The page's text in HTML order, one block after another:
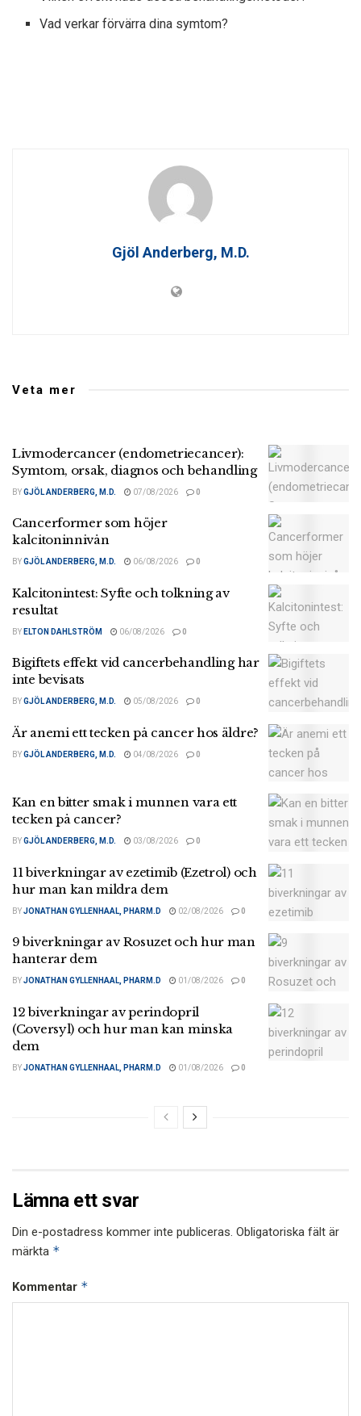
Vad verkar förvärra dina symtom?
Gjöl Anderberg, M.D.
Veta mer
Livmodercancer (endometriecancer):
Symtom, orsak, diagnos och behandling
BYGJÖL ANDERBERG, M.D. 07/08/2026 0
Cancerformer som höjer
kalcitoninnivån
BYGJÖL ANDERBERG, M.D. 06/08/2026 0
Kalcitonintest: Syfte och tolkning av
resultat
BY ELTON DAHLSTRÖM 06/08/2026 0
Bigiftets effekt vid cancerbehandling har
inte bevisats
BYGJÖL ANDERBERG, M.D. 05/08/2026 0
Är anemi ett tecken på cancer hos äldre?
BYGJÖL ANDERBERG, M.D. 04/08/2026 0
Kan en bitter smak i munnen vara ett
tecken på cancer?
BYGJÖL ANDERBERG, M.D. 03/08/2026 0
11 biverkningar av ezetimib (Ezetrol) och
hur man kan mildra dem
BYJONATHAN GYLLENHAAL, PHARM.D 02/08/2026 0
9 biverkningar av Rosuzet och hur man
hanterar dem
BYJONATHAN GYLLENHAAL, PHARM.D 01/08/2026 0
12 biverkningar av perindopril
(Coversyl) och hur man kan minska
dem
BYJONATHAN GYLLENHAAL, PHARM.D 01/08/2026 0
Lämna ett svar
Din e-postadress kommer inte publiceras. Obligatoriska fält är
märkta *
Kommentar *